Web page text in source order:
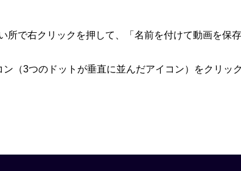
所で右クリックを押して、「名前を付けて動画を保
（3つのドットが垂直に並んだアイコン）をクリッ